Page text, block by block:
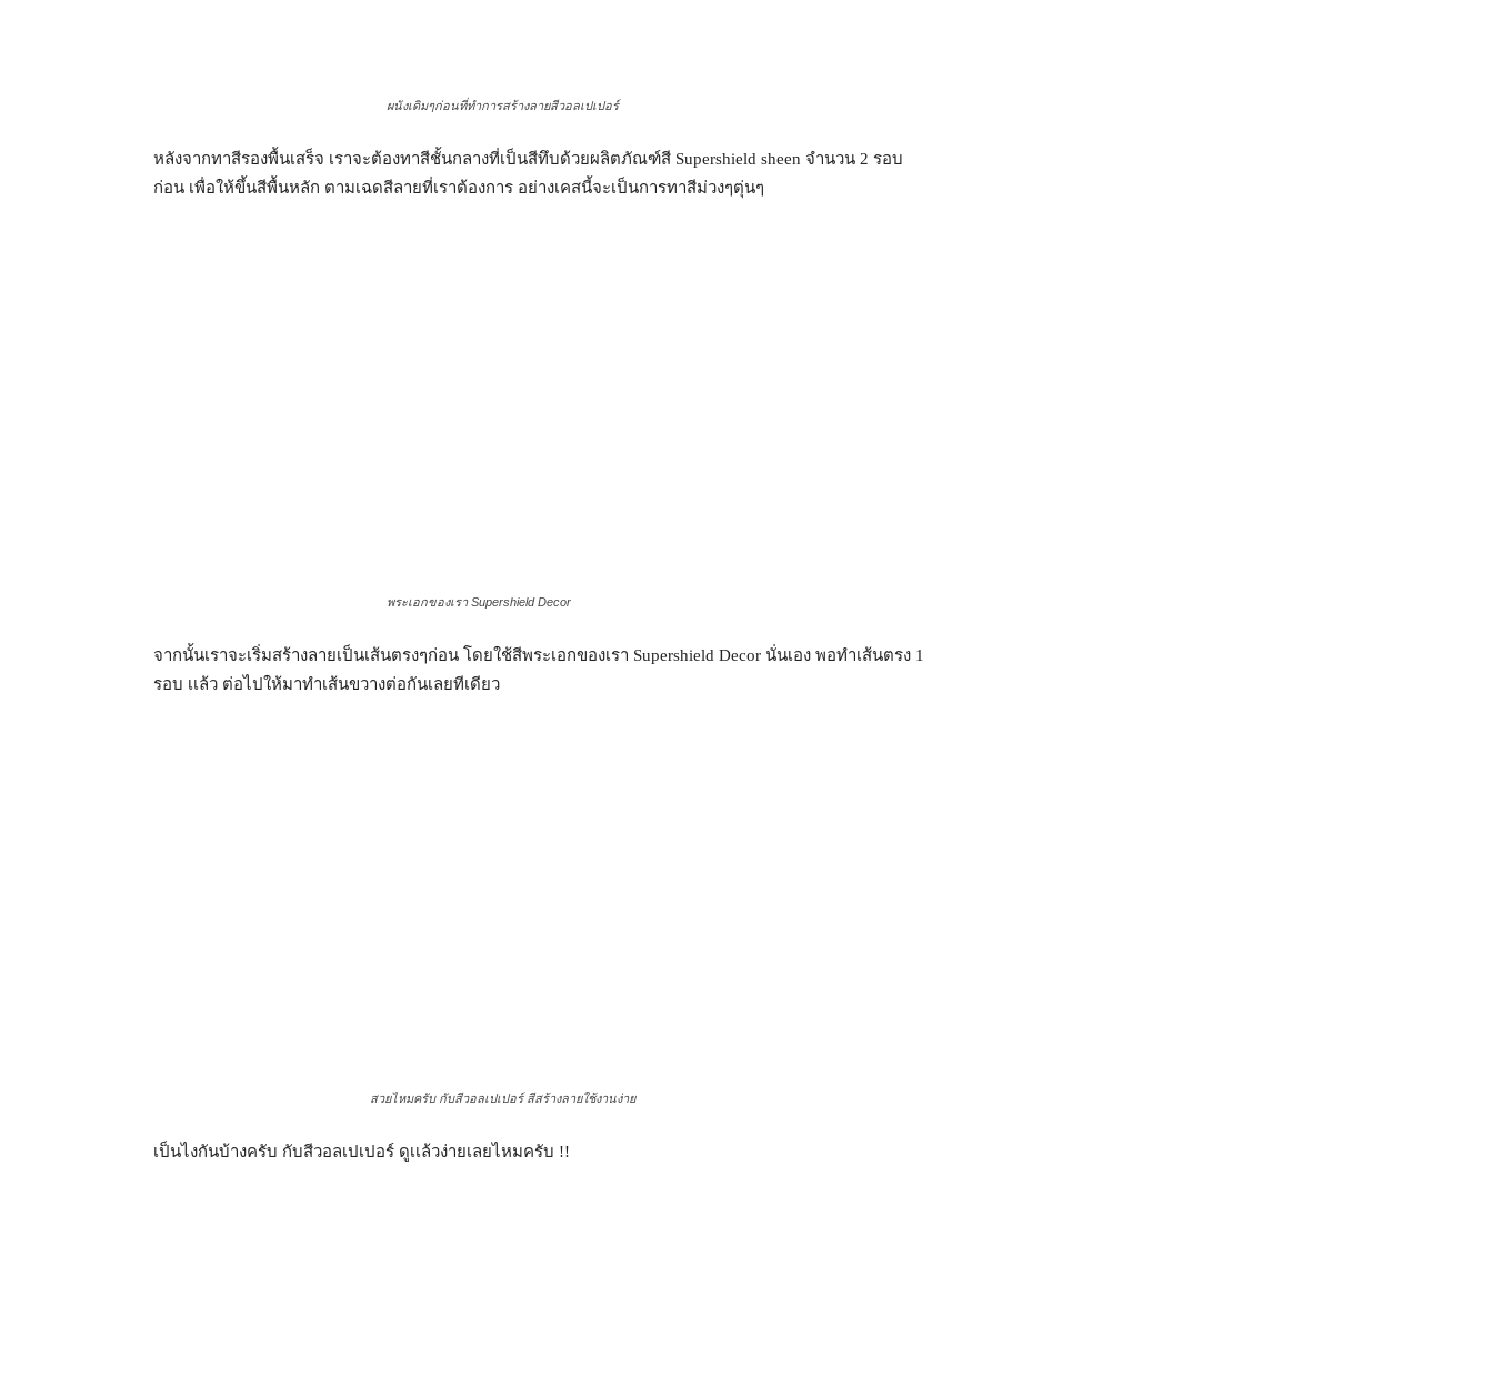
ผนังเดิมๆก่อนที่ทำการสร้างลายสีวอลเปเปอร์
หลังจากทาสีรองพื้นเสร็จ เราจะต้องทาสีชั้นกลางที่เป็นสีทึบด้วยผลิตภัณฑ์สี Supershield sheen จำนวน 2 รอบ
ก่อน เพื่อให้ขึ้นสีพื้นหลัก ตามเฉดสีลายที่เราต้องการ อย่างเคสนี้จะเป็นการทาสีม่วงๆตุ่นๆ
พระเอกของเรา Supershield Decor
จากนั้นเราจะเริ่มสร้างลายเป็นเส้นตรงๆก่อน โดยใช้สีพระเอกของเรา Supershield Decor นั่นเอง พอทำเส้นตรง 1
รอบ เเล้ว ต่อไปให้มาทำเส้นขวางต่อกันเลยทีเดียว
สวยไหมครับ กับสีวอลเปเปอร์ สีสร้างลายใช้งานง่าย
เป็นไงกันบ้างครับ กับสีวอลเปเปอร์ ดูเเล้วง่ายเลยไหมครับ !!